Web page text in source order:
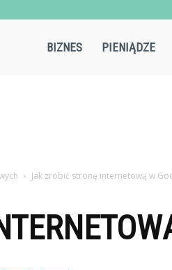
BIZNES PIENIĄDZE
Jak zrobić stronę internetową w